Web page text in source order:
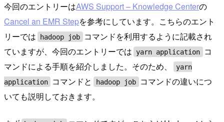
今回のエントリーはAWS Support – Knowledge Centerの
Cancel an EMR Stepを参考にしています。こちらのエント
リーでは
hadoop job
コマンドを利用するように記載され
ていますが、今回のエントリーでは yarn application
コ
マンドによる手順を紹介しました。そのため、
yarn
application
コマンドと hadoop job
コマンドの違いにつ
いても説明しておきます。